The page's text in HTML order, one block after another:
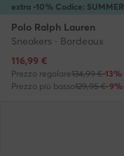
extra -10% Codice: SUMMER
Polo Ralph Lauren
Sneakers · Bordeaux
Prezzo attuale
116,99 €
Prezzo regolare134,99 €-13%
Prezzo più basso129,95 €-9%